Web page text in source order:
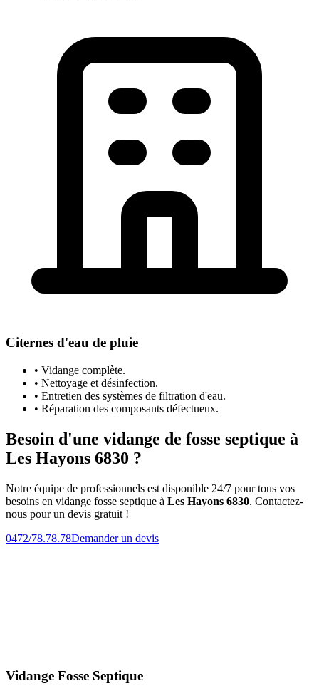
Citernes d'eau de pluie
• Vidange complète.
• Nettoyage et désinfection.
• Entretien des systèmes de filtration d'eau.
• Réparation des composants défectueux.
Besoin d'une vidange de fosse septique à
Les Hayons 6830 ?
Notre équipe de professionnels est disponible 24/7 pour tous vos
besoins en vidange fosse septique à Les Hayons 6830. Contactez-
nous pour un devis gratuit !
0472/78.78.78Demander un devis
Vidange Fosse Septique